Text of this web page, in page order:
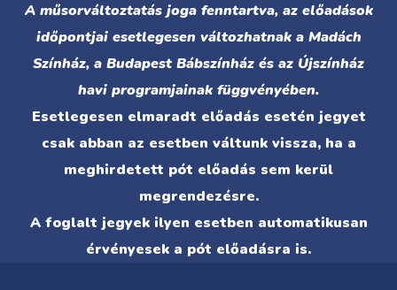
A műsorváltoztatás joga fenntartva, az előadások
időpontjai esetlegesen változhatnak a Madách
Színház, a Budapest Bábszínház és az Újszínház
havi programjainak függvényében.
Esetlegesen elmaradt előadás esetén jegyet
csak abban az esetben váltunk vissza, ha a
meghirdetett pót előadás sem kerül
megrendezésre.
A foglalt jegyek ilyen esetben automatikusan
érvényesek a pót előadásra is.